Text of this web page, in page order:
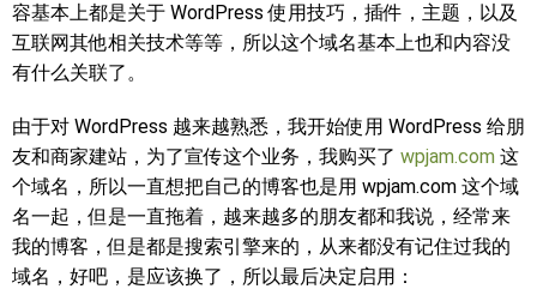
容基本上都是关于 WordPress 使用技巧，插件，主题，以及
互联网其他相关技术等等，所以这个域名基本上也和内容没
有什么关联了。
由于对 WordPress 越来越熟悉，我开始使用 WordPress 给朋
友和商家建站，为了宣传这个业务，我购买了 wpjam.com 这
个域名，所以一直想把自己的博客也是用 wpjam.com 这个域
名一起，但是一直拖着，越来越多的朋友都和我说，经常来
我的博客，但是都是搜索引擎来的，从来都没有记住过我的
域名，好吧，是应该换了，所以最后决定启用：